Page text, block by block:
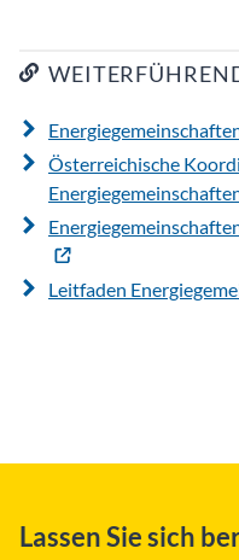
Österreichische
Leitfaden
Lassen Sie sich